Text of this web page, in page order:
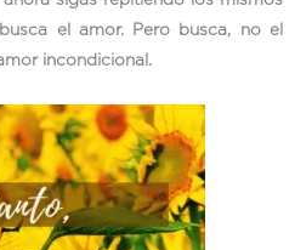
el amor. Pero busca, no el
incondicional.